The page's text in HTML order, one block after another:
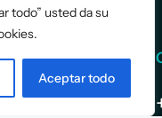
todo” usted da su
Aceptar todo
Info